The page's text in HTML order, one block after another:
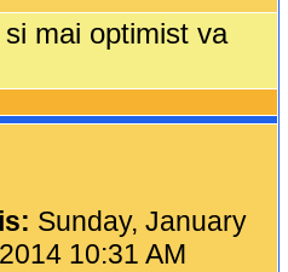
mai optimist va
Sunday, January
10:31 AM